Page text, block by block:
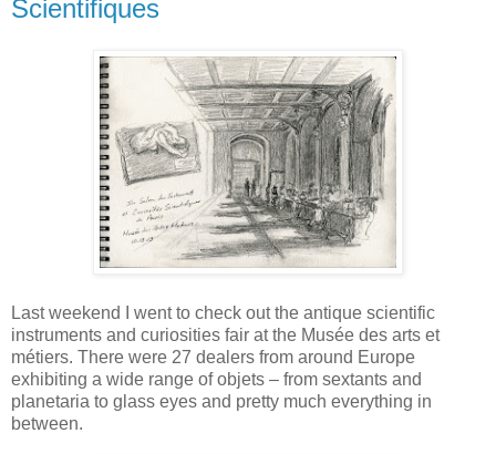
Scientifiques
Last weekend I went to check out the antique scientific
instruments and curiosities fair at the Musée des arts et
métiers. There were 27 dealers from around Europe
exhibiting a wide range of objets – from sextants and
planetaria to glass eyes and pretty much everything in
between.